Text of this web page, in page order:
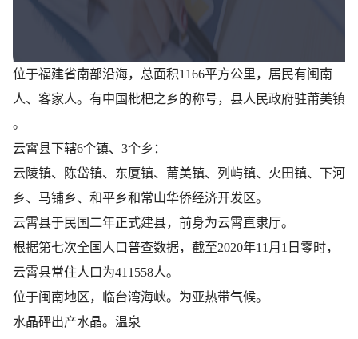
位于福建省南部沿海，总面积1166平方公里，居民有闽南
人、客家人。有中国枇杷之乡的称号，县人民政府驻莆美镇
。
云霄县下辖6个镇、3个乡：
云陵镇、​陈岱镇、​东厦镇、​莆美镇、​列屿镇、​火田镇、​下河
乡、​马铺乡、​和平乡和常山华侨经济开发区。
云霄县于民国二年正式建县，前身为云霄直隶厅。
根据第七次全国人口普查数据，截至2020年11月1日零时，
云霄县常住人口为411558人。
位于闽南地区，临台湾海峡。为亚热带气候。
水晶砰出产水晶。温泉